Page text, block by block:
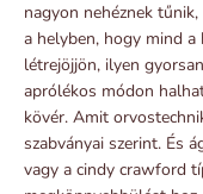
nagyon nehéznek
a helyben, hogy mind
létrejöjjön, ilyen
aprólékos módon
kövér. Amit
szabványai szerint. És
vagy a cindy crawford